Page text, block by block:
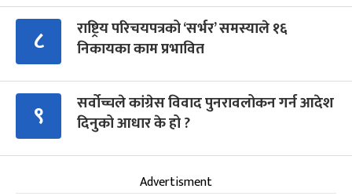
८
राष्ट्रिय परिचयपत्रको ‘सर्भर’ समस्याले १६
निकायका काम प्रभावित
९
सर्वोच्चले कांग्रेस विवाद पुनरावलोकन गर्न आदेश
दिनुको आधार के हो ?
Advertisment